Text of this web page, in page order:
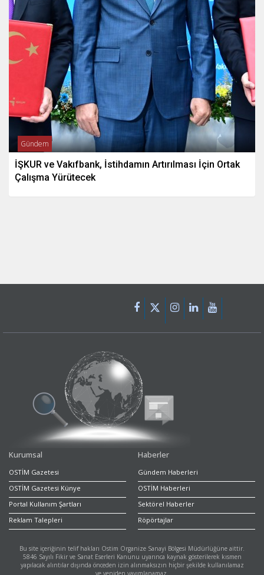
Gündem
İŞKUR ve Vakıfbank, İstihdamın Artırılması İçin Ortak
Çalışma Yürütecek
Kurumsal
OSTİM Gazetesi
OSTİM Gazetesi Künye
Portal Kullanım Şartları
Reklam Talepleri
Haberler
Gündem Haberleri
OSTİM Haberleri
Sektörel Haberler
Röpörtajlar
Bu site içeriğinin telif hakları Ostim Organize Sanayi Bölgesi Müdürlüğüne aittir.
5846 Sayılı Fikir ve Sanat Eserleri Kanunu uyarınca kaynak gösterilerek kısmen
yapılacak alıntılar dışında önceden izin alınmaksızın hiçbir şekilde kullanılamaz
ve yeniden yayımlanamaz.